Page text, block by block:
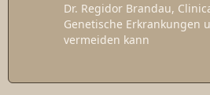
Dr. Regidor Brandau,
Genetische Erkrankungen
vermeiden kann